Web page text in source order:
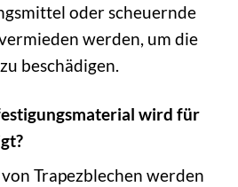
oder scheuernde
werden, um die
beschädigen.
wird für
Trapezblechen werden